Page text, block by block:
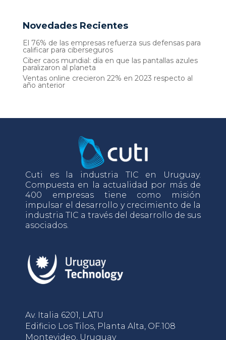
Novedades Recientes
El 76% de las empresas refuerza sus defensas para
calificar para ciberseguros
Ciber caos mundial: día en que las pantallas azules
paralizaron al planeta
Ventas online crecieron 22% en 2023 respecto al
año anterior
Cuti es la industria TIC en Uruguay.
Compuesta en la actualidad por más de
400 empresas tiene como misión
impulsar el desarrollo y crecimiento de la
industria TIC a través del desarrollo de sus
asociados.
Av. Italia 6201, LATU
Edificio Los Tilos, Planta Alta, OF.108
Montevideo, Uruguay